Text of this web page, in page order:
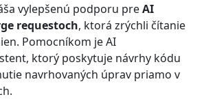
vylepšenú podporu preAI
requestoch, ktorá zrýchli čítanie
Pomocníkom je AI
ktorý poskytuje návrhy kódu
navrhovaných úprav priamo v